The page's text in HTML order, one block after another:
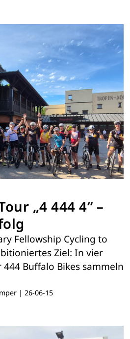
„4 444 4“ –
Fellowship Cycling to
Ziel: In vier
Buffalo Bikes sammeln
| 26-06-15